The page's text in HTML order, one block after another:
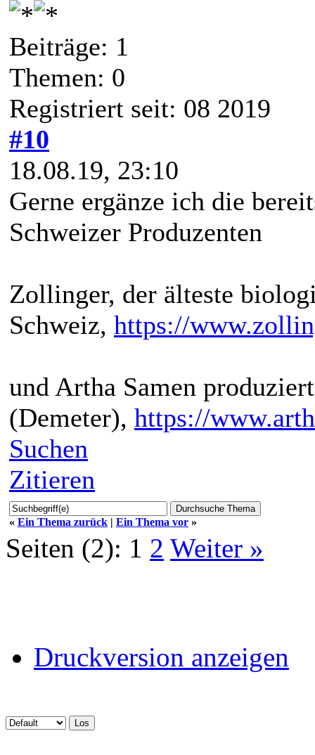
Beiträge: 1
Themen: 0
Registriert seit: 08 2019
#10
18.08.19, 23:10
Gerne ergänze ich die
Schweizer Produzenten
Zollinger, der älteste
Schweiz, https://
und Artha Samen
(Demeter), https://
Suchen
Zitieren
« Ein Thema zurück | Ein Thema vor »
Seiten (2): 1 2 Weiter »
Druckversion anzeigen